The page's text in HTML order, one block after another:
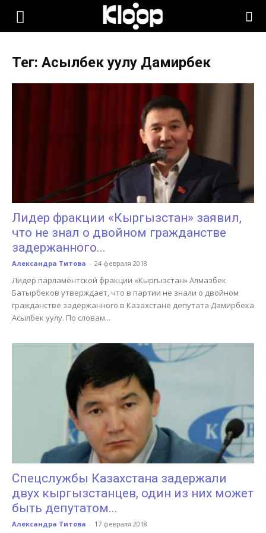
KLOOP.KG
Тег: Асылбек уулу Дамирбек
Лидер фракции «Кыргызстан» заявил,
что не знал о двойном гражданстве
задержанного...
Александра Титова - 24 февраля 2018
Лидер парламентской фракции «Кыргызстан» Алмазбек
Батырбеков утверждает, что в партии не знали о двойном
гражданстве задержанного в Казахстане депутата Дамирбека
Асылбек уулу. По словам...
Спецслужбы Казахстана задержали
двух кыргызстанцев, один из них может
быть депутатом...
Александра Титова - 17 февраля 2018